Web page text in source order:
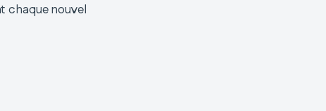
chaque nouvel